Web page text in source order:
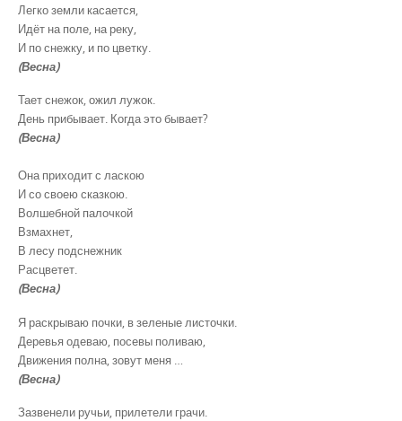
Легко земли касается,
Идёт на поле, на реку,
И по снежку, и по цветку.
(Весна)
Тает снежок, ожил лужок.
День прибывает. Когда это бывает?
(Весна)
Она приходит с ласкою
И со своею сказкою.
Волшебной палочкой
Взмахнет,
В лесу подснежник
Расцветет.
(Весна)
Я раскрываю почки, в зеленые листочки.
Деревья одеваю, посевы поливаю,
Движения полна, зовут меня …
(Весна)
Зазвенели ручьи, прилетели грачи.